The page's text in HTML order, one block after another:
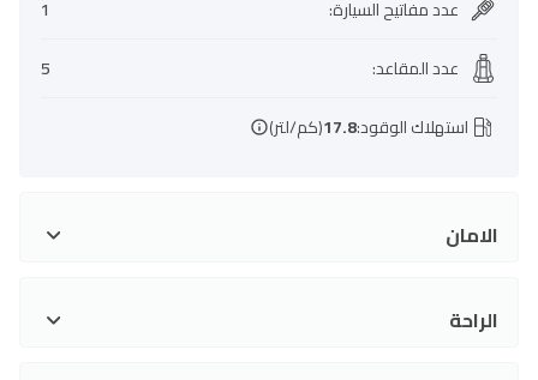
عدد مفاتيح السيارة:
1
عدد المقاعد:
5
استهلاك الوقود:17.8(كم/لتر)
الامان
الراحة